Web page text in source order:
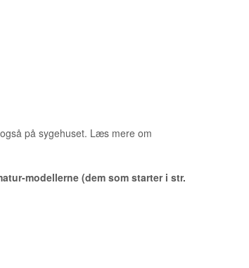
på sygehuset. Læs mere om
modellerne (dem som starter i str.